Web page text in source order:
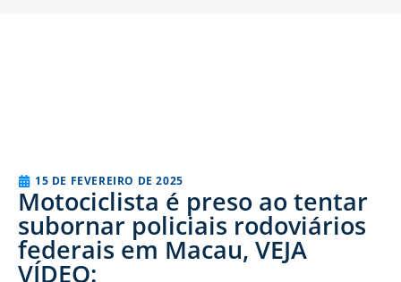
15 DE FEVEREIRO DE 2025
Motociclista é preso ao tentar
subornar policiais rodoviários
federais em Macau, VEJA
VÍDEO: